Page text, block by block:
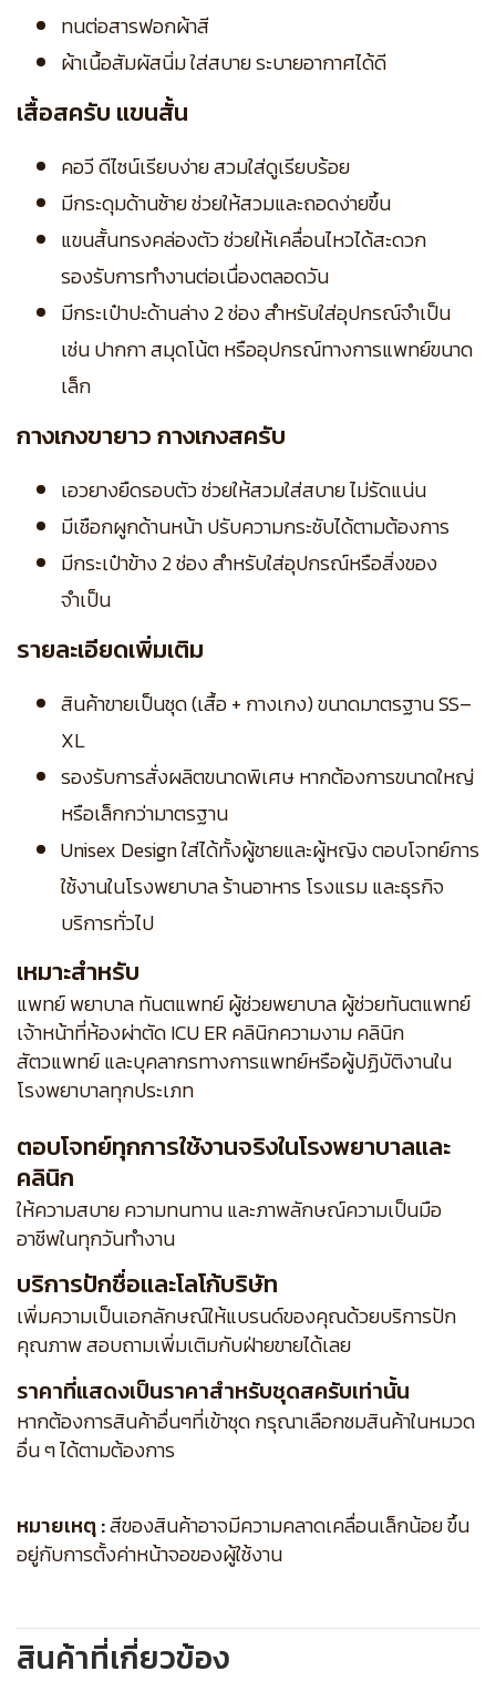
ทนต่อสารฟอกผ้าสี
ผ้าเนื้อสัมผัสนิ่ม ใส่สบาย ระบายอากาศได้ดี
เสื้อสครับ แขนสั้น
คอวี ดีไซน์เรียบง่าย สวมใส่ดูเรียบร้อย
มีกระดุมด้านซ้าย ช่วยให้สวมและถอดง่ายขึ้น
แขนสั้นทรงคล่องตัว ช่วยให้เคลื่อนไหวได้สะดวก
รองรับการทำงานต่อเนื่องตลอดวัน
มีกระเป๋าปะด้านล่าง 2 ช่อง สำหรับใส่อุปกรณ์จำเป็น
เช่น ปากกา สมุดโน้ต หรืออุปกรณ์ทางการแพทย์ขนาด
เล็ก
กางเกงขายาว กางเกงสครับ
เอวยางยืดรอบตัว ช่วยให้สวมใส่สบาย ไม่รัดแน่น
มีเชือกผูกด้านหน้า ปรับความกระชับได้ตามต้องการ
มีกระเป๋าข้าง 2 ช่อง สำหรับใส่อุปกรณ์หรือสิ่งของ
จำเป็น
รายละเอียดเพิ่มเติม
สินค้าขายเป็นชุด (เสื้อ + กางเกง) ขนาดมาตรฐาน SS–
XL
รองรับการสั่งผลิตขนาดพิเศษ หากต้องการขนาดใหญ่
หรือเล็กกว่ามาตรฐาน
Unisex Design ใส่ได้ทั้งผู้ชายและผู้หญิง ตอบโจทย์การ
ใช้งานในโรงพยาบาล ร้านอาหาร โรงแรม และธุรกิจ
บริการทั่วไป
เหมาะสำหรับ
แพทย์ พยาบาล ทันตแพทย์ ผู้ช่วยพยาบาล ผู้ช่วยทันตแพทย์
เจ้าหน้าที่ห้องผ่าตัด ICU ER คลินิกความงาม คลินิก
สัตวแพทย์ และบุคลากรทางการแพทย์หรือผู้ปฏิบัติงานใน
โรงพยาบาลทุกประเภท
ตอบโจทย์ทุกการใช้งานจริงในโรงพยาบาลและ
คลินิก
ให้ความสบาย ความทนทาน และภาพลักษณ์ความเป็นมือ
อาชีพในทุกวันทำงาน
บริการปักชื่อและโลโก้บริษัท
เพิ่มความเป็นเอกลักษณ์ให้แบรนด์ของคุณด้วยบริการปัก
คุณภาพ สอบถามเพิ่มเติมกับฝ่ายขายได้เลย
ราคาที่แสดงเป็นราคาสำหรับชุดสครับเท่านั้น
หากต้องการสินค้าอื่นๆที่เข้าชุด กรุณาเลือกชมสินค้าในหมวด
อื่น ๆ ได้ตามต้องการ
หมายเหตุ :สีของสินค้าอาจมีความคลาดเคลื่อนเล็กน้อย ขึ้น
อยู่กับการตั้งค่าหน้าจอของผู้ใช้งาน
สินค้าที่เกี่ยวข้อง